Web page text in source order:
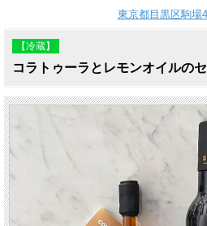
東京都目黒区駒場
【冷蔵】
コラトゥーラとレモンオイルの